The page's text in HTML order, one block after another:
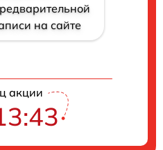
на сайте
акции